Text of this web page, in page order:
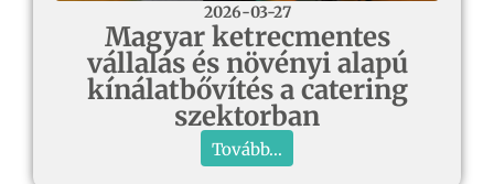
2026-03-27
Magyar ketrecmentes
vállalás és növényi alapú
kínálatbővítés a catering
szektorban
Tovább...